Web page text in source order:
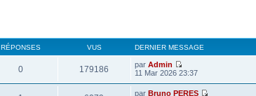
RÉPONSES VUS DERNIER MESSAGE
0 179186 parAdmin
11 Mar 2026 23:37
parBruno PERES